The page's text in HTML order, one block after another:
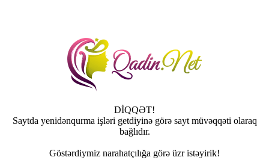
DİQQƏT!
Saytda yenidənqurma işləri getdiyinə görə sayt müvəqqəti olaraq
bağlıdır.
Göstərdiymiz narahatçılığa görə üzr istəyirik!